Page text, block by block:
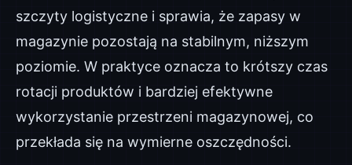
szczyty logistyczne i sprawia, że zapasy w
magazynie pozostają na stabilnym, niższym
poziomie. W praktyce oznacza to krótszy czas
rotacji produktów i bardziej efektywne
wykorzystanie przestrzeni magazynowej, co
przekłada się na wymierne oszczędności.